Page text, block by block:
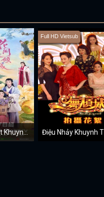
Hoa Gian Nhất Khuynh Thành
Full HD Vietsub